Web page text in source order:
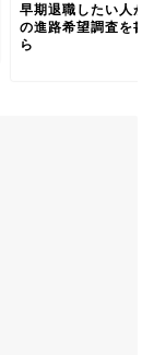
早期退職したい人が
の進路希望調査を書
ら